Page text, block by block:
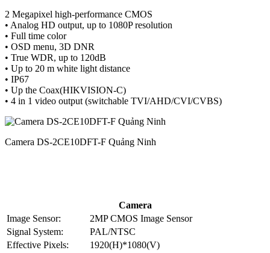
2 Megapixel high-performance CMOS
• Analog HD output, up to 1080P resolution
• Full time color
• OSD menu, 3D DNR
• True WDR, up to 120dB
• Up to 20 m white light distance
• IP67
• Up the Coax(HIKVISION-C)
• 4 in 1 video output (switchable TVI/AHD/CVI/CVBS)
Camera DS-2CE10DFT-F Quảng Ninh
Camera
Image Sensor:
2MP CMOS Image Sensor
Signal System:
PAL/NTSC
Effective Pixels:
1920(H)*1080(V)